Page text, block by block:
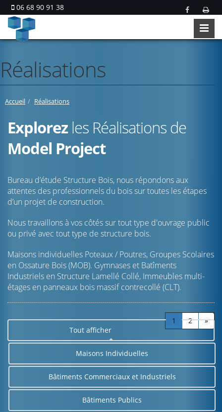
06 68 90 91 38
Réalisations
Accueil Réalisations
Explorezles Réalisations de
Model Project
Bureau d’étude Structure Bois, nous répondons aux
attentes des professionnels du bois sur toutes les étapes
d’un projet de construction.
Nous travaillons à vos côtés sur tout type d'ouvrage public
ou privé avec tout type de structure bois.
Maisons individuelles Poteaux / Poutres, Groupes Scolaires
en Ossature Bois (MOB). Gymnases et Batîments
Industriels en Structure Lamellé Collé, Immeubles multi-
étages en panneaux bois massif contrecollé (CLT).
1 2
»
Tout afficher
Maisons Individuelles
Bâtiments Commerciaux et Industriels
Bâtiments Publics